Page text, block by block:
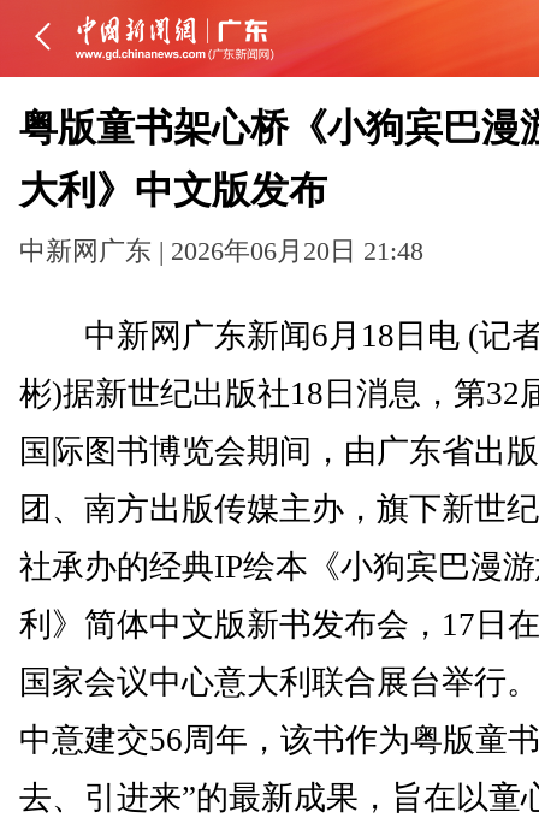
粤版童书架心桥《小狗宾巴漫
大利》中文版发布
中新网广东 | 2026年06月20日 21:48
中新网广东新闻6月18日电 (记
彬)据新世纪出版社18日消息，第32
国际图书博览会期间，由广东省出
团、南方出版传媒主办，旗下新世
社承办的经典IP绘本《小狗宾巴漫
利》简体中文版新书发布会，17日
国家会议中心意大利联合展台举行
中意建交56周年，该书作为粤版童
去、引进来”的最新成果，旨在以童